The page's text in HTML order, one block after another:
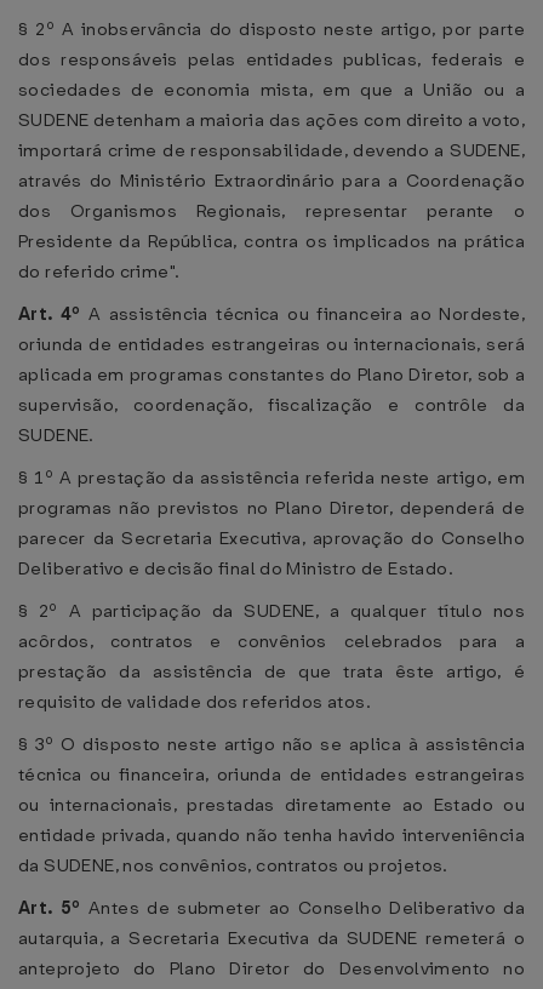
§ 2º A inobservância do disposto neste artigo, por parte
dos responsáveis pelas entidades publicas, federais e
sociedades de economia mista, em que a União ou a
SUDENE detenham a maioria das ações com direito a voto,
importará crime de responsabilidade, devendo a SUDENE,
através do Ministério Extraordinário para a Coordenação
dos Organismos Regionais, representar perante o
Presidente da República, contra os implicados na prática
do referido crime".
Art. 4º A assistência técnica ou financeira ao Nordeste,
oriunda de entidades estrangeiras ou internacionais, será
aplicada em programas constantes do Plano Diretor, sob a
supervisão, coordenação, fiscalização e contrôle da
SUDENE.
§ 1º A prestação da assistência referida neste artigo, em
programas não previstos no Plano Diretor, dependerá de
parecer da Secretaria Executiva, aprovação do Conselho
Deliberativo e decisão final do Ministro de Estado.
§ 2º A participação da SUDENE, a qualquer título nos
acôrdos, contratos e convênios celebrados para a
prestação da assistência de que trata êste artigo, é
requisito de validade dos referidos atos.
§ 3º O disposto neste artigo não se aplica à assistência
técnica ou financeira, oriunda de entidades estrangeiras
ou internacionais, prestadas diretamente ao Estado ou
entidade privada, quando não tenha havido interveniência
da SUDENE, nos convênios, contratos ou projetos.
Art. 5º Antes de submeter ao Conselho Deliberativo da
autarquia, a Secretaria Executiva da SUDENE remeterá o
anteprojeto do Plano Diretor do Desenvolvimento no